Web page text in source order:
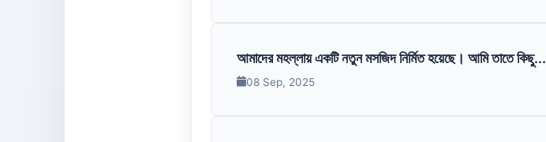
আমাদের মহল্লায় একটি নতুন মসজিদ নির্মিত হয়েছে। আমি তাতে কিছু...
08 Sep, 2025